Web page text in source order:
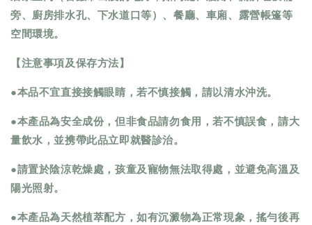
旁、廚房排水孔、下水道口等）、餐廳、車廂、露營帳篷等
空間環境。
【注意事項及保存方法】
●本品不宜直接接觸眼睛，若不慎接觸，請以清水沖洗。
●本產品為安全成份，但非食品請勿食用，若不慎誤食，請大
量飲水，並携帶此品立即就醫診治。
●請置於陰涼乾燥處，孩童及寵物無法取得處，並避免高溫及
陽光照射。
●本產品為天然植萃配方，如有沉澱物為正常現象，搖勻後再